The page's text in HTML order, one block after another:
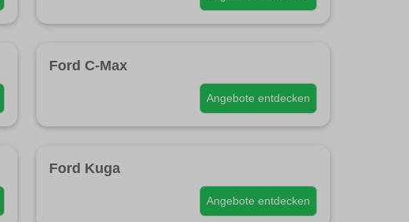
Ford C-Max
Angebote entdecken
Ford Kuga
Angebote entdecken